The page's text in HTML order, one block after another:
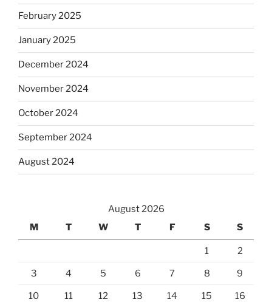
February 2025
January 2025
December 2024
November 2024
October 2024
September 2024
August 2024
August 2026
M
T W T F S S
1 2
3 4 5 6 7 8 9
10 11 12 13 14 15 16